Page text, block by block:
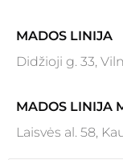
MADOS LINIJA
Didžioji g. 33,
MADOS LINIJA
Laisvės al. 58,